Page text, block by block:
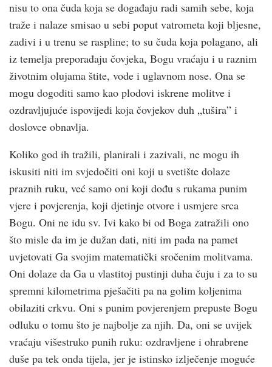
nisu to ona čuda koja se događaju radi samih sebe, koja
traže i nalaze smisao u sebi poput vatrometa koji bljesne,
zadivi i u trenu se raspline; to su čuda koja polagano, ali
iz temelja preporađaju čovjeka, Bogu vraćaju i u raznim
životnim olujama štite, vode i uglavnom nose. Ona se
mogu dogoditi samo kao plodovi iskrene molitve i
ozdravljujuće ispovijedi koja čovjekov duh „tušira” i
doslovce obnavlja.
Koliko god ih tražili, planirali i zazivali, ne mogu ih
iskusiti niti im svjedočiti oni koji u svetište dolaze
praznih ruku, već samo oni koji dođu s rukama punim
vjere i povjerenja, koji djetinje otvore i usmjere srca
Bogu. Oni ne idu sv. Ivi kako bi od Boga zatražili ono
što misle da im je dužan dati, niti im pada na pamet
uvjetovati Ga svojim matematički sročenim molitvama.
Oni dolaze da Ga u vlastitoj pustinji duha čuju i za to su
spremni kilometrima pješačiti pa na golim koljenima
obilaziti crkvu. Oni s punim povjerenjem prepuste Bogu
odluku o tomu što je najbolje za njih. Da, oni se uvijek
vraćaju višestruko punih ruku: ozdravljene i ohrabrene
duše pa tek onda tijela, jer je istinsko izlječenje moguće